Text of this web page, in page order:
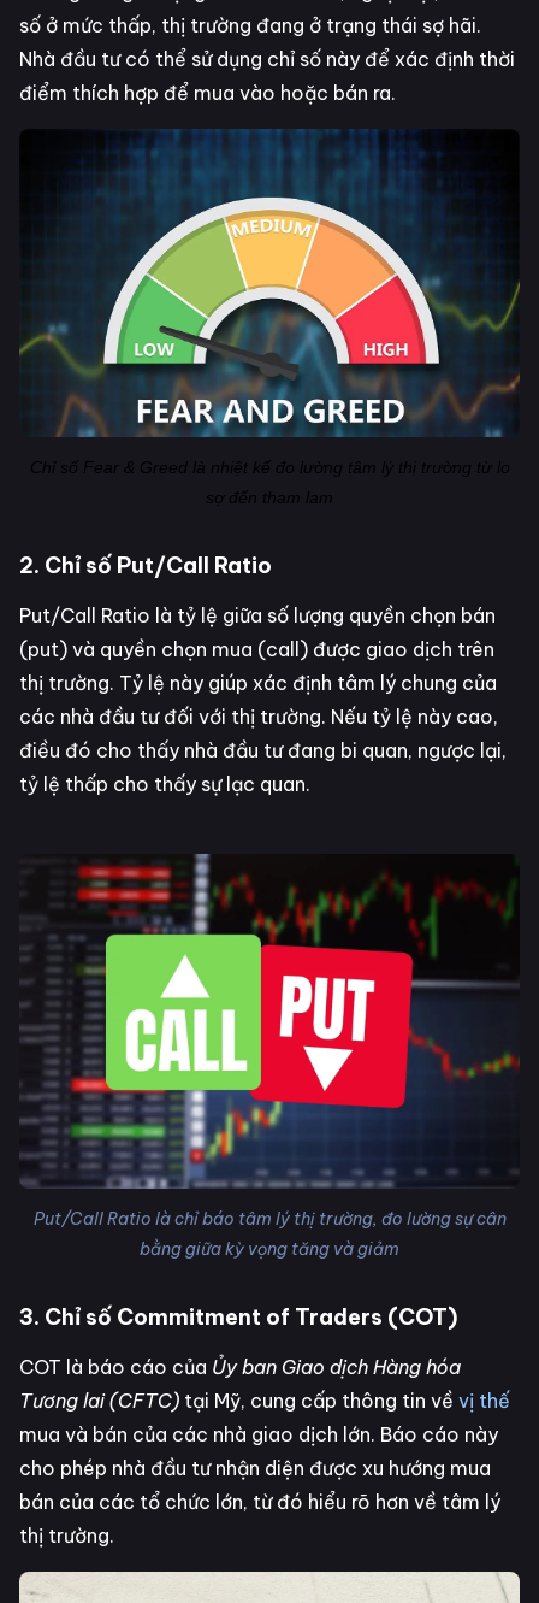
số ở mức thấp, thị trường đang ở trạng thái sợ hãi.
Nhà đầu tư có thể sử dụng chỉ số này để xác định thời
điểm thích hợp để mua vào hoặc bán ra.
Chỉ số Fear & Greed là nhiệt kế đo lường tâm lý thị trường từ lo
sợ đến tham lam
2. Chỉ số Put/Call Ratio
Put/Call Ratio là tỷ lệ giữa số lượng quyền chọn bán
(put) và quyền chọn mua (call) được giao dịch trên
thị trường. Tỷ lệ này giúp xác định tâm lý chung của
các nhà đầu tư đối với thị trường. Nếu tỷ lệ này cao,
điều đó cho thấy nhà đầu tư đang bi quan, ngược lại,
tỷ lệ thấp cho thấy sự lạc quan.
Put/Call Ratio là chỉ báo tâm lý thị trường, đo lường sự cân
bằng giữa kỳ vọng tăng và giảm
3. Chỉ số Commitment of Traders (COT)
COT là báo cáo của Ủy ban Giao dịch Hàng hóa
Tương lai (CFTC) tại Mỹ, cung cấp thông tin về vị thế
mua và bán của các nhà giao dịch lớn. Báo cáo này
cho phép nhà đầu tư nhận diện được xu hướng mua
bán của các tổ chức lớn, từ đó hiểu rõ hơn về tâm lý
thị trường.